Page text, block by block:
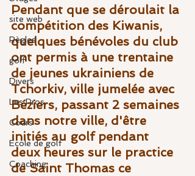
site web
Règles
golf
Divers
Les Pros
Cours
Ecole de golf
Coaching
Pendant que se déroulait la
compétition des Kiwanis,
quelques bénévoles du club
ont permis à une trentaine
de jeunes ukrainiens de
Tchorkiv, ville jumelée avec
Béziers, passant 2 semaines
dans notre ville, d'être
initiés au golf pendant
deux heures sur le practice
de Saint Thomas ce